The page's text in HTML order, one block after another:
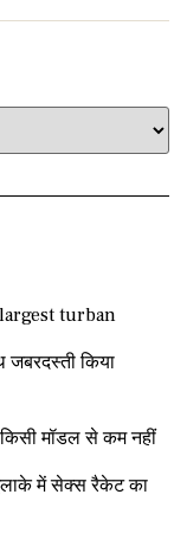
largest turban
किया
मॉडल से कम नहीं
में सेक्स रैकेट का